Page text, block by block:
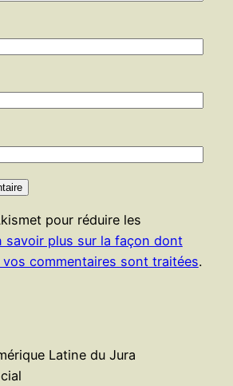
pour réduire les
savoir plus sur la façon dont
commentaires sont traitées.
Latine du Jura